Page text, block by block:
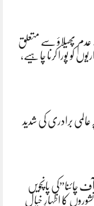
عدم پھیلاؤ سے متعلق
کو پورا کرنا چاہیے،
برادری کی شدید
پانچویں
کا اظہارِ خیال